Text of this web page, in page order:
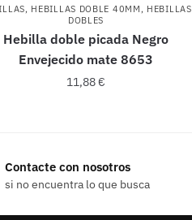
, HEBILLAS DOBLE 40MM , HEBILLAS
DOBLES
Hebilla doble picada Negro
Envejecido mate 8653
11,88€
Contacte con nosotros
si no encuentra lo que busca